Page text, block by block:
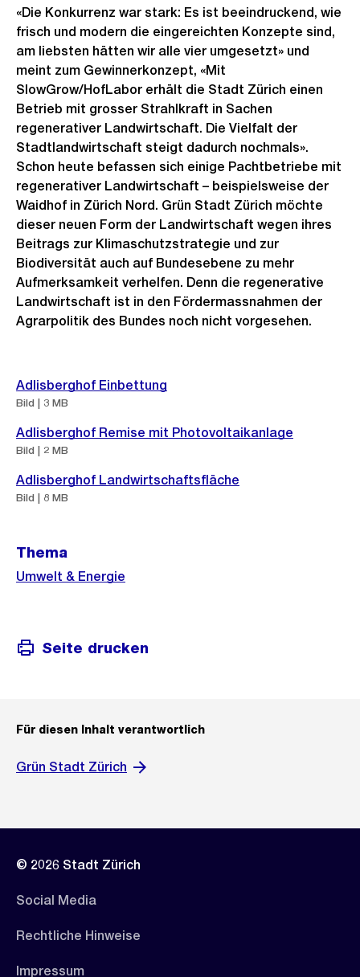
«Die Konkurrenz war stark: Es ist beeindruckend, wie
frisch und modern die eingereichten Konzepte sind,
am liebsten hätten wir alle vier umgesetzt» und
meint zum Gewinnerkonzept, «Mit
SlowGrow/HofLabor erhält die Stadt Zürich einen
Betrieb mit grosser Strahlkraft in Sachen
regenerativer Landwirtschaft. Die Vielfalt der
Stadtlandwirtschaft steigt dadurch nochmals».
Schon heute befassen sich einige Pachtbetriebe mit
regenerativer Landwirtschaft – beispielsweise der
Waidhof in Zürich Nord. Grün Stadt Zürich möchte
dieser neuen Form der Landwirtschaft wegen ihres
Beitrags zur Klimaschutzstrategie und zur
Biodiversität auch auf Bundesebene zu mehr
Aufmerksamkeit verhelfen. Denn die regenerative
Landwirtschaft ist in den Fördermassnahmen der
Agrarpolitik des Bundes noch nicht vorgesehen.
Weitere
Informationen
Adlisberghof Einbettung
Bild | 3 MB
Adlisberghof Remise mit Photovoltaikanlage
Bild | 2 MB
Adlisberghof Landwirtschaftsfläche
Bild | 8 MB
Thema
Umwelt & Energie
Seite drucken
Für diesen Inhalt verantwortlich
Grün Stadt Zürich
© 2026 Stadt Zürich
Social Media
Rechtliche Hinweise
Impressum